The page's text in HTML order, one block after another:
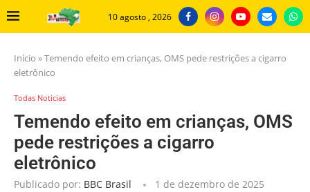
10 agosto , 2026
Início »Temendo efeito em crianças, OMS pede restrições a cigarro
eletrônico
Todas Noticias
Temendo efeito em crianças, OMS
pede restrições a cigarro
eletrônico
Publicado por: BBC Brasil 1 de dezembro de 2025